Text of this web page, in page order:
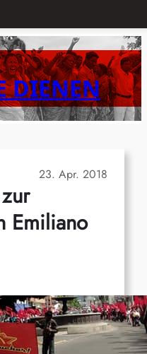
DIENEN
23. Apr. 2018
Emiliano